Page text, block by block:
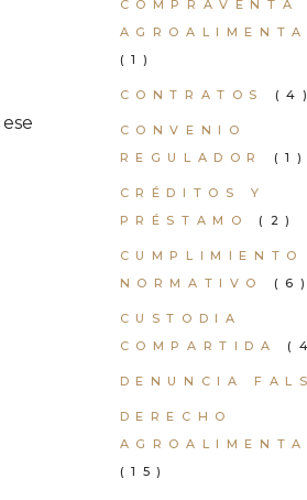
COMPRAVENTA
(1)
CONTRATOS (4)
CONVENIO
REGULADOR
(1)
CRÉDITOS Y
PRÉSTAMO
(2)
CUMPLIMIENTO
NORMATIVO
(6)
CUSTODIA
COMPARTIDA
DENUNCIA
DERECHO
(15)